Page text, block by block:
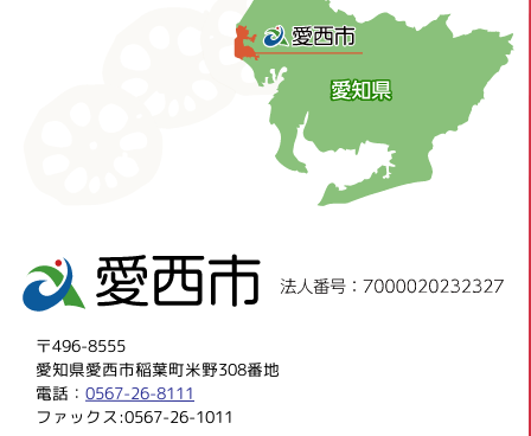
〒496-8555
愛知県愛西市稲葉町米野308番地
電話：0567-26-8111
ファックス:0567-26-1011